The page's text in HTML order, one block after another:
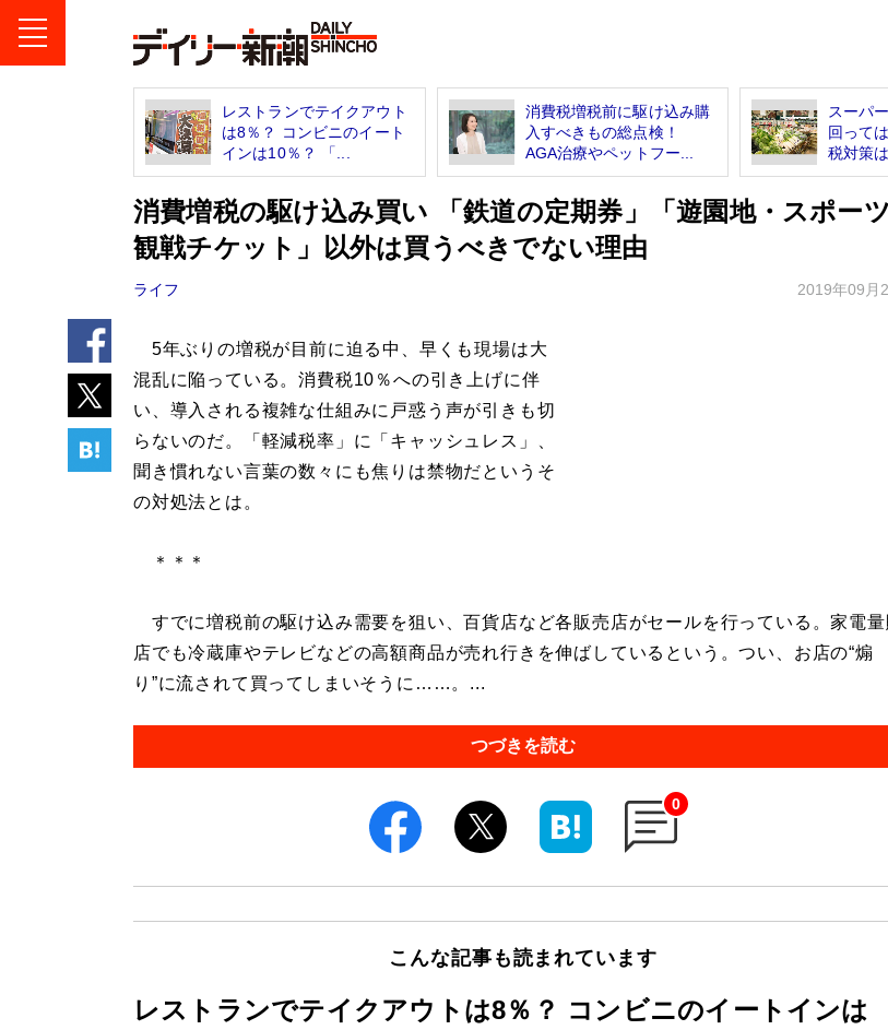
レストランでテイクアウト
は8％？ コンビニのイート
インは10％？ 「...
消費税増税前に駆け込み購
入すべきもの総点検！
AGA治療やペットフー...
スーパ
回って
税対策
消費増税の駆け込み買い 「鉄道の定期券」「遊園地・スポーツ
観戦チケット」以外は買うべきでない理由
ライフ 2019年09月
5年ぶりの増税が目前に迫る中、早くも現場は大
混乱に陥っている。消費税10％への引き上げに伴
い、導入される複雑な仕組みに戸惑う声が引きも切
らないのだ。「軽減税率」に「キャッシュレス」、
聞き慣れない言葉の数々にも焦りは禁物だというそ
の対処法とは。
＊＊＊
すでに増税前の駆け込み需要を狙い、百貨店など各販売店がセールを行っている。家電量
店でも冷蔵庫やテレビなどの高額商品が売れ行きを伸ばしているという。つい、お店の“煽
り”に流されて買ってしまいそうに……。...
つづきを読む
0
こんな記事も読まれています
レストランでテイクアウトは8％？ コンビニのイートインは